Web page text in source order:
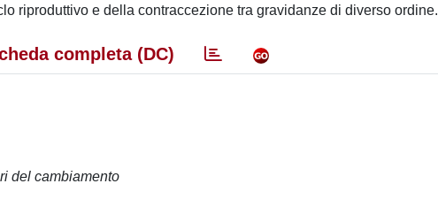
riproduttivo e della contraccezione tra gravidanze di diverso ordine.
completa (DC)
del cambiamento